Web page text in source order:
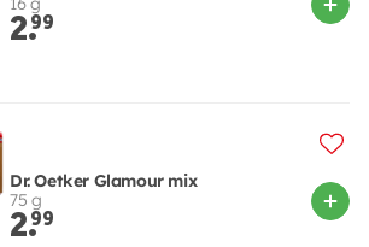
2.99
Dr. Oetker Glamour mix
75 g
2.99